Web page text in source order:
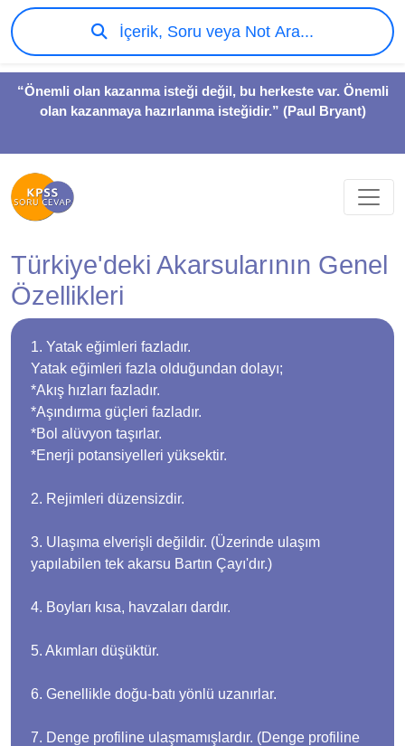
“Önemli olan kazanma isteği değil, bu herkeste var. Önemli
olan kazanmaya hazırlanma isteğidir.” (Paul Bryant)
İçerik, Soru veya Not Ara...
Türkiye'deki Akarsularının Genel
Özellikleri
1. Yatak eğimleri fazladır.
Yatak eğimleri fazla olduğundan dolayı;
*Akış hızları fazladır.
*Aşındırma güçleri fazladır.
*Bol alüvyon taşırlar.
*Enerji potansiyelleri yüksektir.
2. Rejimleri düzensizdir.
3. Ulaşıma elverişli değildir. (Üzerinde ulaşım
yapılabilen tek akarsu Bartın Çayı'dır.)
4. Boyları kısa, havzaları dardır.
5. Akımları düşüktür.
6. Genellikle doğu-batı yönlü uzanırlar.
7. Denge profiline ulaşmamışlardır. (Denge profiline